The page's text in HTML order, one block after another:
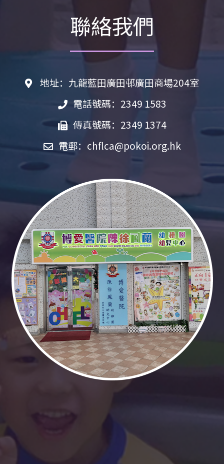
聯絡我們
地址：九龍藍田廣田邨廣田商場204室
電話號碼：2349 1583
傳真號碼：2349 1374
電郵： chflca@pokoi.org.hk